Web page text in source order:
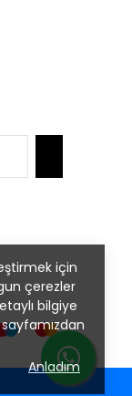
için
çerezler
bilgiye
Anladım